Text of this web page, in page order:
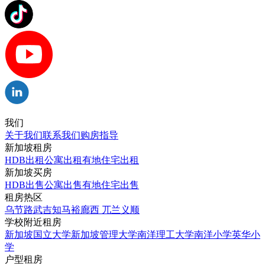
我们
关于我们联系我们购房指导
新加坡租房
HDB出租公寓出租有地住宅出租
新加坡买房
HDB出售公寓出售有地住宅出售
租房热区
乌节路武吉知马裕廊西 兀兰 义顺
学校附近租房
新加坡国立大学新加坡管理大学南洋理工大学南洋小学英华小
学
户型租房